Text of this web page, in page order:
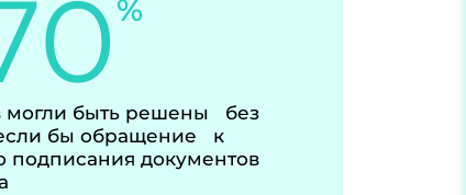
%
могли быть решены без
бы обращение к
подписания документов